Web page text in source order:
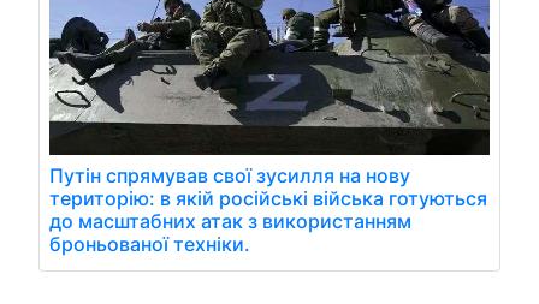
Путін спрямував свої зусилля на нову
територію: в якій російські війська готуються
до масштабних атак з використанням
броньованої техніки.